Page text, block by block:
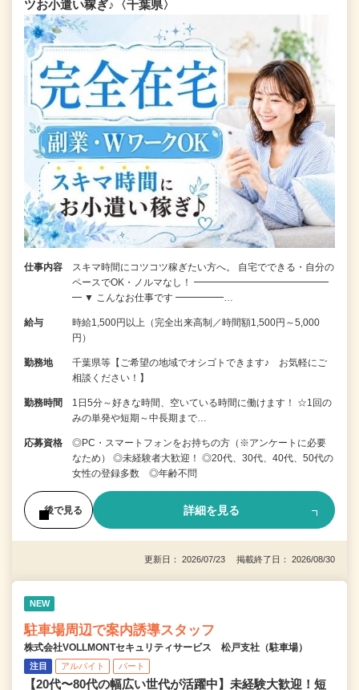
ツお小遣い稼ぎ♪〈千葉県〉
仕事内容
スキマ時間にコツコツ稼ぎたい方へ。 自宅でできる・自分の
ペースでOK・ノルマなし！ ━━━━━━━━━━━━━━
━ ▼ こんなお仕事です ━━━━━…
給与
時給1,500円以上（完全出来高制／時間額1,500円～5,000
円）
勤務地
千葉県等【ご希望の地域でオシゴトできます♪ お気軽にご
相談ください！】
勤務時間
1日5分～好きな時間、空いている時間に働けます！ ☆1回の
みの単発や短期～中長期まで…
応募資格
◎PC・スマートフォンをお持ちの方（※アンケートに必要
なため） ◎未経験者大歓迎！ ◎20代、30代、40代、50代の
女性の登録多数 ◎年齢不問
後で見る 詳細を見る
更新日： 2026/07/23 掲載終了日： 2026/08/30
NEW
駐車場周辺で案内誘導スタッフ
株式会社VOLLMONTセキュリティサービス 松戸支社（駐車場）
注目 アルバイト パート
【20代〜80代の幅広い世代が活躍中】未経験大歓迎！短